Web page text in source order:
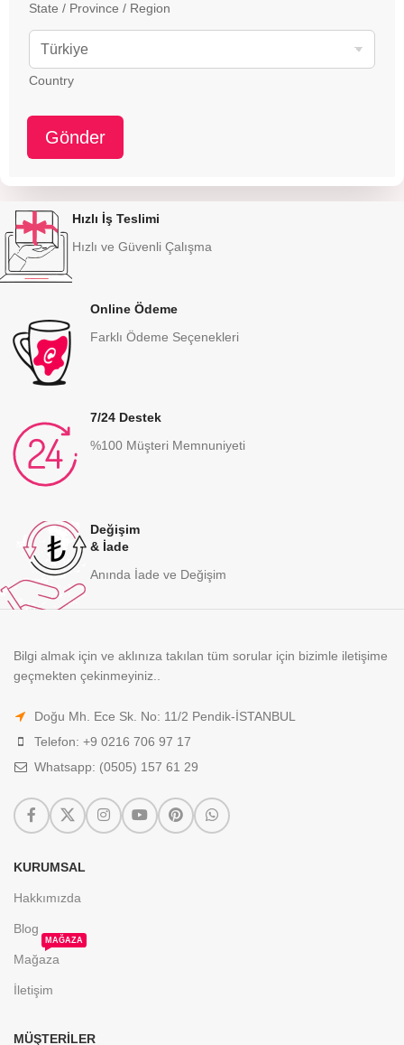
State / Province / Region
Country
Gönder
Hızlı İş Teslimi
Hızlı ve Güvenli Çalışma
Online Ödeme
Farklı Ödeme Seçenekleri
7/24 Destek
%100 Müşteri Memnuniyeti
Değişim
& İade
Anında İade ve Değişim
Bilgi almak için ve aklınıza takılan tüm sorular için bizimle iletişime
geçmekten çekinmeyiniz..
Doğu Mh. Ece Sk. No: 11/2 Pendik-İSTANBUL
Telefon: +9 0216 706 97 17
Whatsapp: (0505) 157 61 29
KURUMSAL
Hakkımızda
Blog
Mağaza
MAĞAZA
İletişim
MÜŞTERİLER